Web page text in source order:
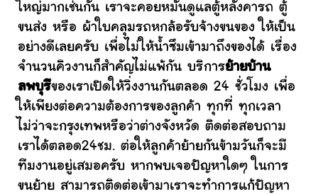
ใหญ่มากเช่นกัน เราจะคอยหมั่นดูแลตู้หลังคารถ ตู้
ขนส่ง หรือ ผ้าใบคลุมรถหกล้อรับจ้างขนของ ให้เป็น
อย่างดีเลยครับ เพื่อไม่ให้น้ำซึมเข้ามาถึงของได้ เรื่อง
จำนวนคิวงานก็สำคัญไม่แพ้กัน บริการย้ายบ้าน
ลพบุรีของเราเปิดให้วิ่งงานกันตลอด 24 ชั่วโมง เพื่อ
ให้เพียงต่อความต้องการของลูกค้า ทุกที่ ทุกเวลา
ไม่ว่าจะกรุงเทพหรือว่าต่างจังหวัด ติดต่อสอบถาม
เราได้ตลอด24ชม. ต่อให้ลูกค้าย้ายกันข้ามวันก็จะมี
ทีมงานอยู่เสมอครับ หากพบเจอปัญหาใดๆ ในการ
ขนย้าย สามารถติดต่อเข้ามาเราจะทำการแก้ปัญหา